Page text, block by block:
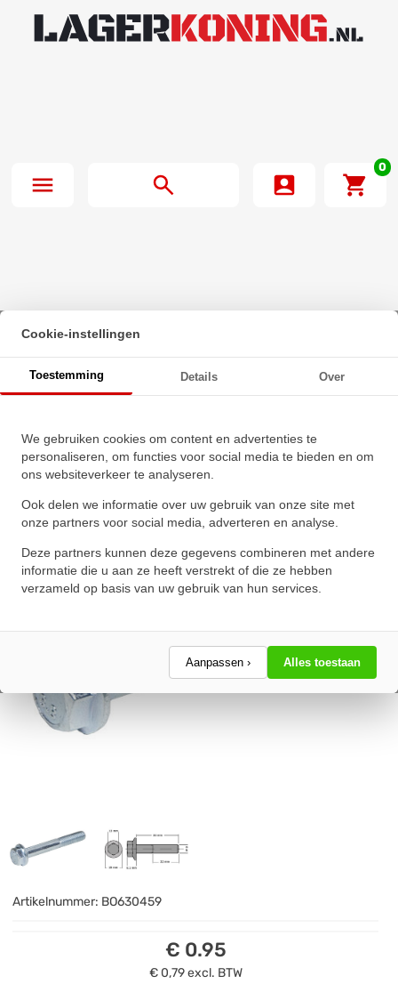
0
Beginpagina· Zeskantflensbout DIN 6921 M8x35 RVS A2
Cookie-instellingen
Toestemming Details Over
We gebruiken cookies om content en advertenties te
personaliseren, om functies voor social media te bieden en om
ons websiteverkeer te analyseren.
Ook delen we informatie over uw gebruik van onze site met
onze partners voor social media, adverteren en analyse.
Deze partners kunnen deze gegevens combineren met andere
informatie die u aan ze heeft verstrekt of die ze hebben
verzameld op basis van uw gebruik van hun services.
Aanpassen › Alles toestaan
M8x35 RVS A2
★★★★
★★★★
Schrijf een review!
Artikelnummer: BO630459
€ 0.95
€ 0,79excl. BTW